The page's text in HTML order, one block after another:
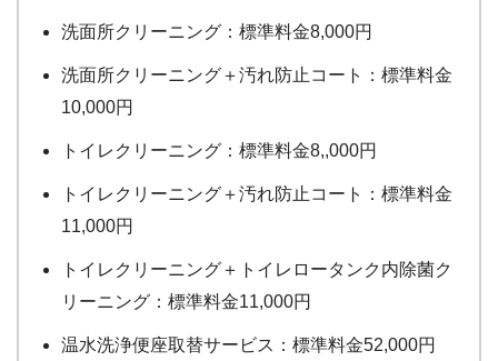
洗面所クリーニング：標準料金8,000円
洗面所クリーニング＋汚れ防止コート：標準料金
10,000円
トイレクリーニング：標準料金8,,000円
トイレクリーニング＋汚れ防止コート：標準料金
11,000円
トイレクリーニング＋トイレロータンク内除菌ク
リーニング：標準料金11,000円
温水洗浄便座取替サービス：標準料金52,000円